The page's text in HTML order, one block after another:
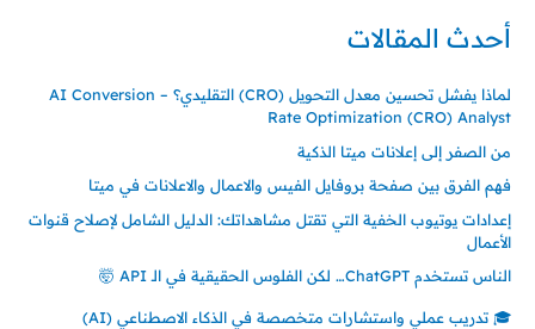
أحدث المقالات
لماذا يفشل تحسين معدل التحويل (CRO) التقليدي؟ – AI Conversion
Rate Optimization (CRO) Analyst
من الصفر إلى إعلانات ميتا الذكية
فهم الفرق بين صفحة بروفايل الفيس والاعمال والاعلانات في ميتا
إعدادات يوتيوب الخفية التي تقتل مشاهداتك: الدليل الشامل لإصلاح قنوات
الأعمال
الناس تستخدم ChatGPT… لكن الفلوس الحقيقية في الـ API 🤯
🎓 تدريب عملي واستشارات متخصصة في الذكاء الاصطناعي (AI)